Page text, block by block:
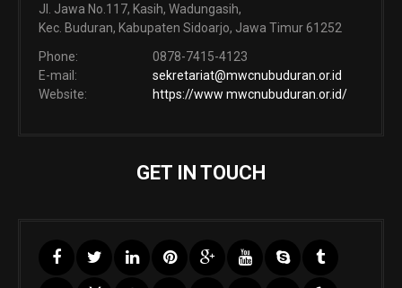
Jl. Jawa No.117, Kasih, Wadungasih,
Kec. Buduran, Kabupaten Sidoarjo, Jawa Timur 61252
Phone:
0878-7415-4123
E-mail:
sekretariat@mwcnubuduran.or.id
Website:
https://www mwcnubuduran.or.id/
GET IN TOUCH